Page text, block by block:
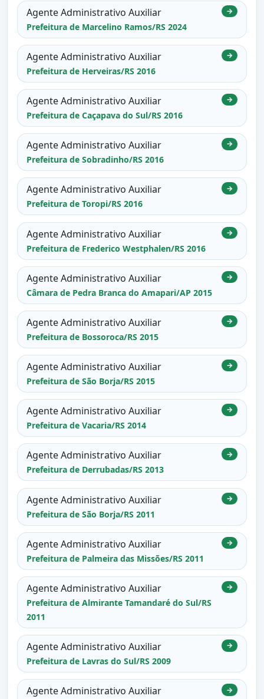
Agente Administrativo Auxiliar
Prefeitura de Marcelino Ramos/RS 2024
→
Agente Administrativo Auxiliar
Prefeitura de Herveiras/RS 2016
→
Agente Administrativo Auxiliar
Prefeitura de Caçapava do Sul/RS 2016
→
Agente Administrativo Auxiliar
Prefeitura de Sobradinho/RS 2016
→
Agente Administrativo Auxiliar
Prefeitura de Toropi/RS 2016
→
Agente Administrativo Auxiliar
Prefeitura de Frederico Westphalen/RS 2016
→
Agente Administrativo Auxiliar
Câmara de Pedra Branca do Amapari/AP 2015
→
Agente Administrativo Auxiliar
Prefeitura de Bossoroca/RS 2015
→
Agente Administrativo Auxiliar
Prefeitura de São Borja/RS 2015
→
Agente Administrativo Auxiliar
Prefeitura de Vacaria/RS 2014
→
Agente Administrativo Auxiliar
Prefeitura de Derrubadas/RS 2013
→
Agente Administrativo Auxiliar
Prefeitura de São Borja/RS 2011
→
Agente Administrativo Auxiliar
Prefeitura de Palmeira das Missões/RS 2011
→
Agente Administrativo Auxiliar
Prefeitura de Almirante Tamandaré do Sul/RS
2011
→
Agente Administrativo Auxiliar
Prefeitura de Lavras do Sul/RS 2009
→
Agente Administrativo Auxiliar →